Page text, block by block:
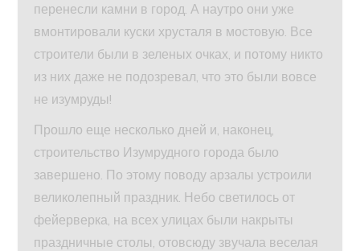
перенесли камни в город. А наутро они уже
вмонтировали куски хрусталя в мостовую. Все
строители были в зеленых очках, и потому никто
из них даже не подозревал, что это были вовсе
не изумруды!
Прошло еще несколько дней и, наконец,
строительство Изумрудного города было
завершено. По этому поводу арзалы устроили
великолепный праздник. Небо светилось от
фейерверка, на всех улицах были накрыты
праздничные столы, отовсюду звучала веселая